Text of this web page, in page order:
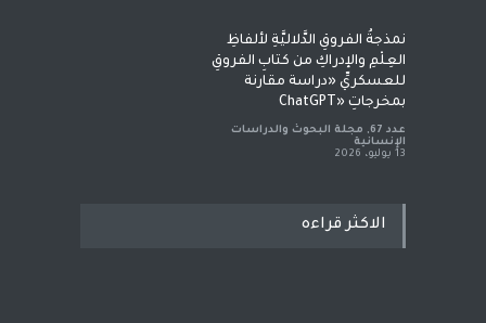
نمذجةُ الفروقِ الدَّلاليَّةِ لألفاظِ
العِلْمِ والإدراكِ من كتابِ الفروقِ
للعسكريِّ «دراسة مقارنة
بمخرجاتِ «ChatGPT
عدد 67 , مجلة البحوث والدراسات
الإنسانية
13 يوليو، 2026
الاكثر قراءه